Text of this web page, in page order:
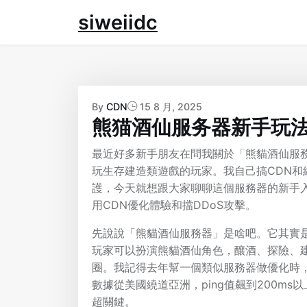
siweiidc
By CDN 15 8 月, 2025
熊猫酒仙服务器新手玩
最近好多新手朋友在問我關於「熊貓酒仙
玩生存建造類遊戲的玩家。我自己搞CDN
護，今天就想跟大家聊聊這個服務器的新
用CDN優化體驗和擋DDoS攻擊。
先說說「熊貓酒仙服務器」是啥吧。它其
玩家可以扮演熊貓酒仙角色，釀酒、探險
圈。我記得去年幫一個類似服務器做優化
數據從美國繞道亞洲，ping值飆到200ms
超關鍵。